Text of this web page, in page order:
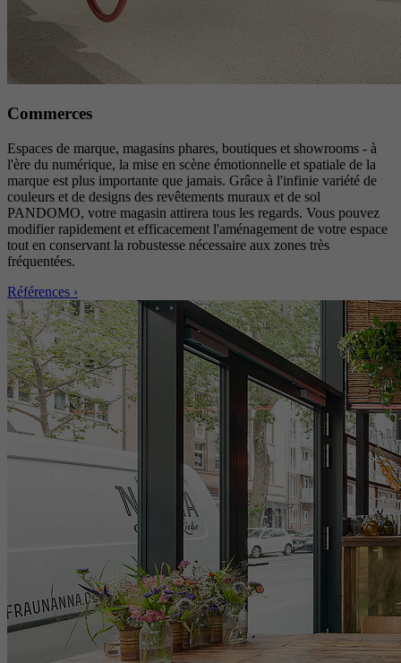
Commerces
Espaces de marque, magasins phares, boutiques et showrooms - à
l'ère du numérique, la mise en scène émotionnelle et spatiale de la
marque est plus importante que jamais. Grâce à l'infinie variété de
couleurs et de designs des revêtements muraux et de sol
PANDOMO, votre magasin attirera tous les regards. Vous pouvez
modifier rapidement et efficacement l'aménagement de votre espace
tout en conservant la robustesse nécessaire aux zones très
fréquentées.
Références ›